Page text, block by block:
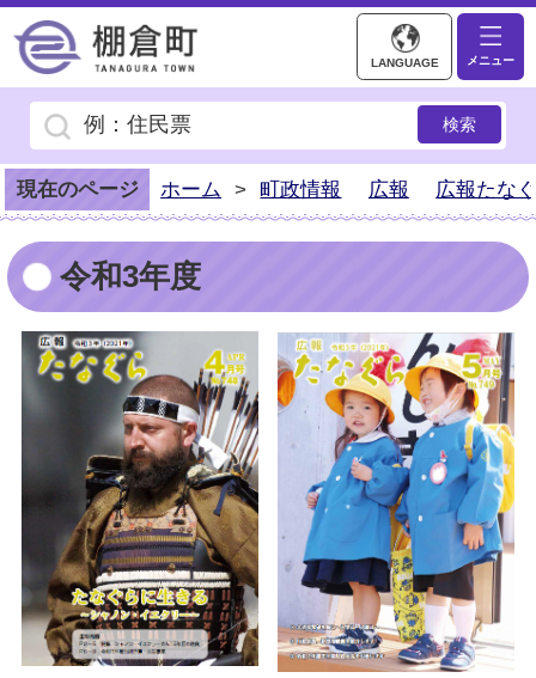
棚倉町ホームページ
LANGUAGE メニュー
現在のページ ホーム > 町政情報 広報 広報たな
令和3年度